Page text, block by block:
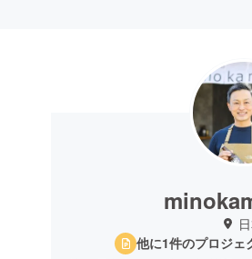
他に1件のプロジェ